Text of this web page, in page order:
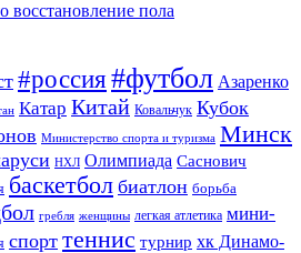
пола
#россия#футбол Азаренко
Катар Китай Ковальчук Кубок
Министерство спорта и туризма Минск
НХЛ Олимпиада Саснович
баскетбол биатлон борьба
гребля женщины легкая атлетика мини-
спорт теннис турнир хк Динамо-